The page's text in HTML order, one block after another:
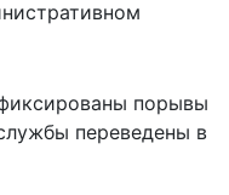
порывы
переведены в